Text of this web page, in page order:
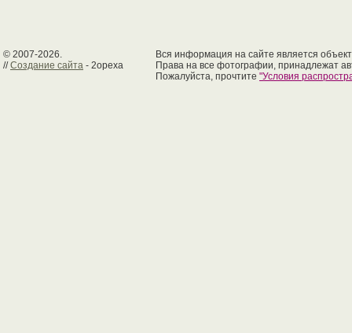
© 2007-2026.
//Создание сайта - 2opexa
Вся информация на сайте является
Права на все фотографии, принадлежат
Пожалуйста, прочтите "Условия